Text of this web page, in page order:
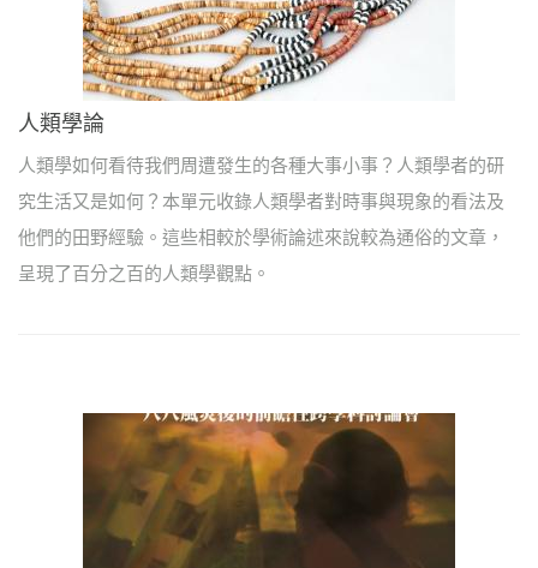
人類學論
人類學如何看待我們周遭發生的各種大事小事？人類學者的研
究生活又是如何？本單元收錄人類學者對時事與現象的看法及
他們的田野經驗。這些相較於學術論述來說較為通俗的文章，
呈現了百分之百的人類學觀點。